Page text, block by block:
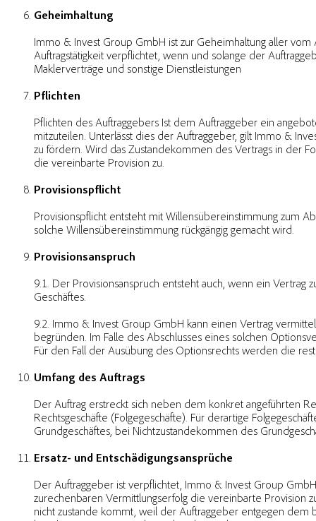
Geheimhaltung
Immo & Invest Group GmbH ist zur Geheimhaltung aller
Auftragstätigkeit verpflichtet, wenn und solange der
Maklerverträge und sonstige Dienstleistungen
Pflichten
Pflichten des Auftraggebers Ist dem Auftraggeber ein
mitzuteilen. Unterlässt dies der Auftraggeber, gilt Immo &
zu fördern. Wird das Zustandekommen des Vertrags in der
die vereinbarte Provision zu.
Provisionspflicht
Provisionspflicht entsteht mit Willensübereinstimmung zum
solche Willensübereinstimmung rückgängig gemacht wird.
Provisionsanspruch
9.1. Der Provisionsanspruch entsteht auch, wenn ein
Geschäftes.
9.2. Immo & Invest Group GmbH kann einen Vertrag
begründen. Im Falle des Abschlusses eines solchen
Für den Fall der Ausübung des Optionsrechts werden die
Umfang des Auftrags
Der Auftrag erstreckt sich neben dem konkret angeführten
Rechtsgeschäfte (Folgegeschäfte). Für derartige
Grundgeschäftes, bei Nichtzustandekommen des
Ersatz- und Entschädigungsansprüche
Der Auftraggeber ist verpflichtet, Immo & Invest Group
zurechenbaren Vermittlungserfolg die vereinbarte Provision
nicht zustande kommt, weil der Auftraggeber entgegen dem